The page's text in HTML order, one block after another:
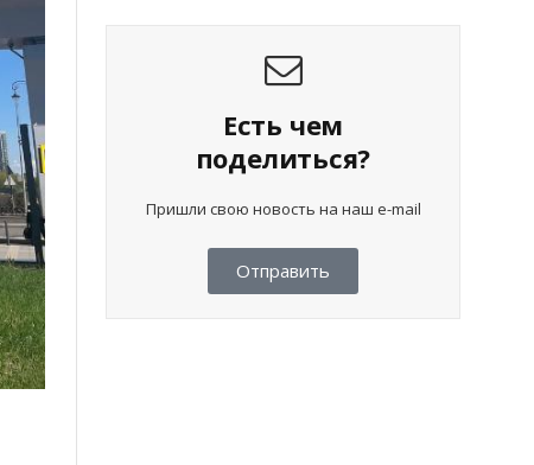
Есть чем
поделиться?
Пришли свою новость на наш e-mail
Отправить